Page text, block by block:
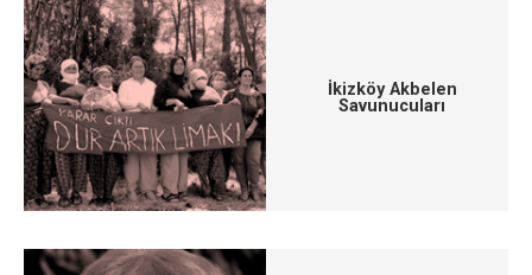
İkizköy Akbelen
Savunucuları